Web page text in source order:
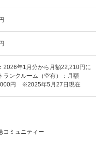
2026年1月分から月額22,210円に
ランクルーム（空有）：月額
円 ※2025年5月27日現在
コミュニティー